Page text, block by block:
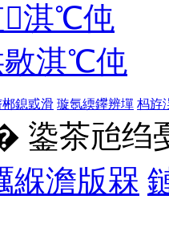
淇℃伅
敭淇℃伅
鎴戜滑 璇氬緛鑻辨墠 杩斿
鍌茶兘绉
緥澹版槑